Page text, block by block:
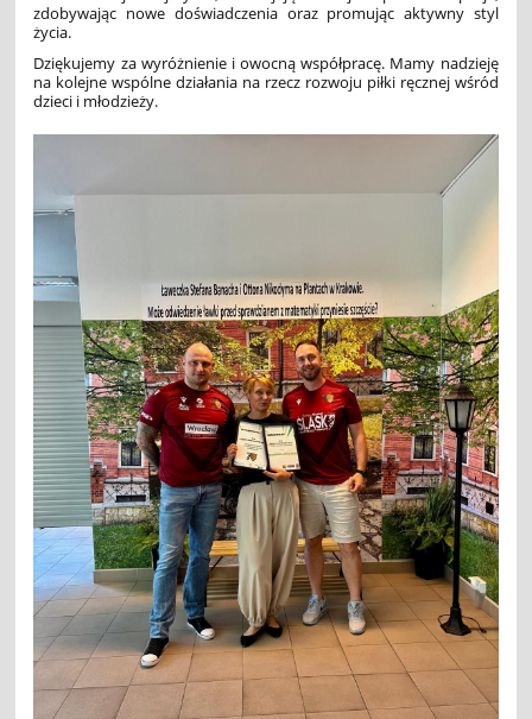
zdobywając nowe doświadczenia oraz promując aktywny styl
życia.
Dziękujemy za wyróżnienie i owocną współpracę. Mamy nadzieję
na kolejne wspólne działania na rzecz rozwoju piłki ręcznej wśród
dzieci i młodzieży.